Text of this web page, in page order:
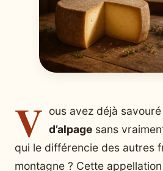
V ous avez déjà savouré
d’alpage sans
qui le différencie des autres
montagne ? Cette